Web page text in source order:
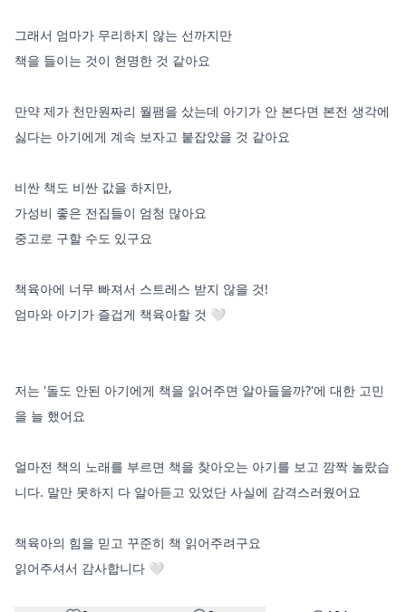
그래서 엄마가 무리하지 않는 선까지만
책을 들이는 것이 현명한 것 같아요
만약 제가 천만원짜리 월팸을 샀는데 아기가 안 본다면 본전 생각에
싫다는 아기에게 계속 보자고 붙잡았을 것 같아요
비싼 책도 비싼 값을 하지만,
가성비 좋은 전집들이 엄청 많아요
중고로 구할 수도 있구요
책육아에 너무 빠져서 스트레스 받지 않을 것!
엄마와 아기가 즐겁게 책육아할 것 🤍
저는 '돌도 안된 아기에게 책을 읽어주면 알아들을까?'에 대한 고민
을 늘 했어요
얼마전 책의 노래를 부르면 책을 찾아오는 아기를 보고 깜짝 놀랐습
니다. 말만 못하지 다 알아듣고 있었단 사실에 감격스러웠어요
책육아의 힘을 믿고 꾸준히 책 읽어주려구요